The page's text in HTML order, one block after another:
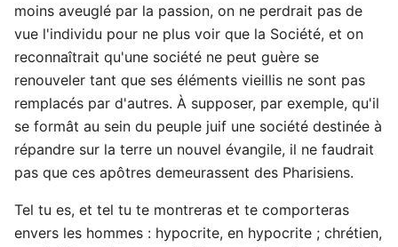
moins aveuglé par la passion, on ne perdrait pas de
vue l'individu pour ne plus voir que la Société, et on
reconnaîtrait qu'une société ne peut guère se
renouveler tant que ses éléments vieillis ne sont pas
remplacés par d'autres. À supposer, par exemple, qu'il
se formât au sein du peuple juif une société destinée à
répandre sur la terre un nouvel évangile, il ne faudrait
pas que ces apôtres demeurassent des Pharisiens.
Tel tu es, et tel tu te montreras et te comporteras
envers les hommes : hypocrite, en hypocrite ; chrétien,